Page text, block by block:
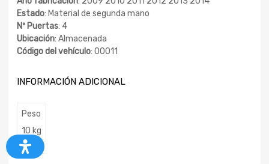
Estado: Material de segunda mano
Nº Puertas: 4
Ubicación: Almacenada
Código del vehículo: 00011
INFORMACIÓN ADICIONAL
Peso
10 kg